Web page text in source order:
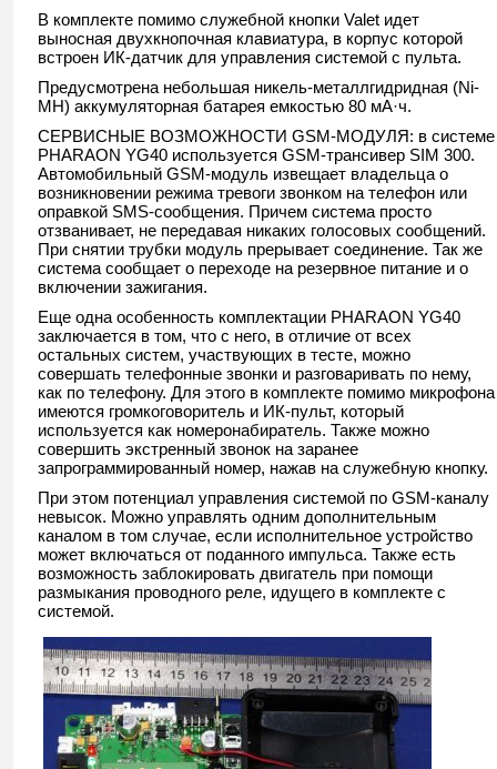
В комплекте помимо служебной кнопки Valet идет
выносная двухкнопочная клавиатура, в корпус которой
встроен ИК-датчик для управления системой с пульта.
Предусмотрена небольшая никель-металлгидридная (Ni-
MH) аккумуляторная батарея емкостью 80 мА·ч.
СЕРВИСНЫЕ ВОЗМОЖНОСТИ GSM-МОДУЛЯ: в системе
PHARAON YG40 используется GSM-трансивер SIM 300.
Автомобильный GSM-модуль извещает владельца о
возникновении режима тревоги звонком на телефон или
оправкой SMS-сообщения. Причем система просто
отзванивает, не передавая никаких голосовых сообщений.
При снятии трубки модуль прерывает соединение. Так же
система сообщает о переходе на резервное питание и о
включении зажигания.
Еще одна особенность комплектации PHARAON YG40
заключается в том, что с него, в отличие от всех
остальных систем, участвующих в тесте, можно
совершать телефонные звонки и разговаривать по нему,
как по телефону. Для этого в комплекте помимо микрофона
имеются громкоговоритель и ИК-пульт, который
используется как номеронабиратель. Также можно
совершить экстренный звонок на заранее
запрограммированный номер, нажав на служебную кнопку.
При этом потенциал управления системой по GSM-каналу
невысок. Можно управлять одним дополнительным
каналом в том случае, если исполнительное устройство
может включаться от поданного импульса. Также есть
возможность заблокировать двигатель при помощи
размыкания проводного реле, идущего в комплекте с
системой.